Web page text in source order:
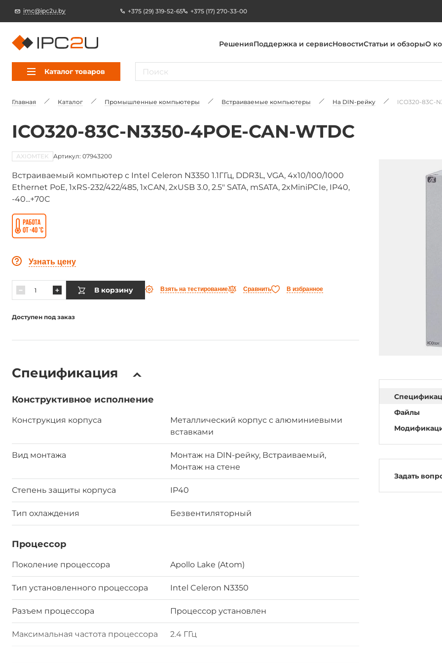
imc@ipc2u.by +375 (29) 319-52-65 +375 (17) 270-33-00
РешенияПоддержка и сервисНовостиСтатьи и обзорыО
Каталог товаров
Главная Каталог Промышленные компьютеры Встраиваемые компьютеры На DIN-рейку ICO320-83C-
ICO320-83C-N3350-4POE-CAN-WTDC
AXIOMTEK Артикул: 07943200
Встраиваемый компьютер с Intel Celeron N3350 1.1ГГц, DDR3L, VGA, 4x10/100/1000
Ethernet PoE, 1xRS-232/422/485, 1xCAN, 2xUSB 3.0, 2.5" SATA, mSATA, 2xMiniPCIe, IP40,
-40...+70C
Узнать цену
В корзину Взять на тестирование Сравнить В избранное
Доступен под заказ
Спецификация
Конструктивное исполнение
Конструкция корпуса
Металлический корпус с алюминиевыми
вставками
Вид монтажа
Монтаж на DIN-рейку, Встраиваемый,
Монтаж на стене
Степень защиты корпуса IP40
Тип охлаждения Безвентиляторный
Процессор
Поколение процессора Apollo Lake (Atom)
Тип установленного процессора Intel Celeron N3350
Разъем процессора Процессор установлен
Максимальная частота процессора 2.4 ГГц
Файлы
Задать